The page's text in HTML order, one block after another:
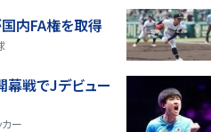
内FA権を取得
幕戦でJデビュー
カー